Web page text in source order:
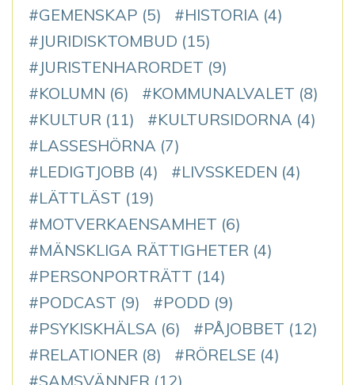
GEMENSKAP (5) HISTORIA (4)
JURIDISKTOMBUD (15)
JURISTENHARORDET (9)
KOLUMN (6) KOMMUNALVALET (8)
KULTUR (11) KULTURSIDORNA (4)
LASSESHÖRNA (7)
LEDIGTJOBB (4) LIVSSKEDEN (4)
LÄTTLÄST (19)
MOTVERKAENSAMHET (6)
MÄNSKLIGA RÄTTIGHETER (4)
PERSONPORTRÄTT (14)
PODCAST (9) PODD (9)
PSYKISKHÄLSA (6) PÅJOBBET (12)
RELATIONER (8) RÖRELSE (4)
SAMSVÄNNER (12)